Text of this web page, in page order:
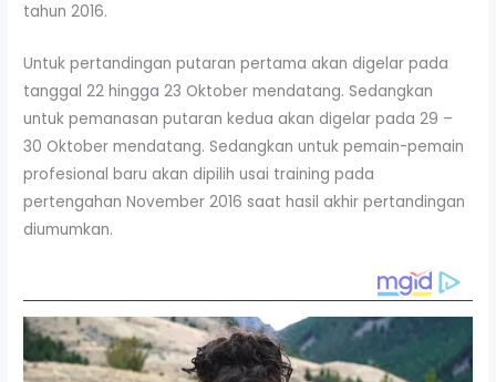
tahun 2016.
Untuk pertandingan putaran pertama akan digelar pada
tanggal 22 hingga 23 Oktober mendatang. Sedangkan
untuk pemanasan putaran kedua akan digelar pada 29 –
30 Oktober mendatang. Sedangkan untuk pemain-pemain
profesional baru akan dipilih usai training pada
pertengahan November 2016 saat hasil akhir pertandingan
diumumkan.